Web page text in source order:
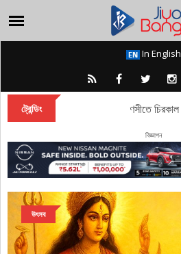
In English
ট্রেন্ডিং কেন দেবী দুর্গা বারাণসীতে
বিজ্ঞাপন
উৎসব